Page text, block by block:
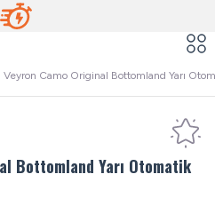
Veyron Camo Original Bottomland Yarı
Bottomland Yarı Otomatik